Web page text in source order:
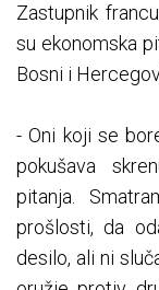
Zastupnik
su ekonomska
Bosni i
- Oni koji se
pokušava
pitanja.
prošlosti, da
desilo, ali ni